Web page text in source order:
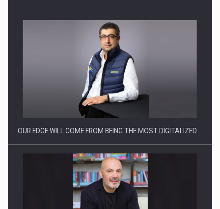
Producatorii si comerciantii care nu se supun noilor
OUR EDGE WILL COME FROM BEING THE MOST DIGITALIZED…